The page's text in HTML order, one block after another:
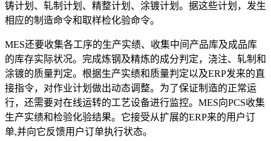
铸计划、轧制计划、精整计划、涂镀计划。据这些计划，发生
相应的制造命令和取样检化验命令。
MES还要收集各工序的生产实绩、收集中间产品库及成品库
的库存实际状况。完成炼钢及精炼的成分判定，浇注、轧制和
涂镀的质量判定。根据生产实绩和质量判定以及ERP发来的直
接指令，对作业计划做出动态调整。为了保证制造的正常运
行，还需要对在线运转的工艺设备进行监控。MES向PCS收集
生产实绩和检验化验结果。它接受从扩展的ERP来的用户订
单,并向它反馈用户订单执行状态。